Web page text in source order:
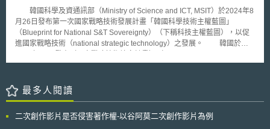
者採取的措施提出異議。 但仍有論者對此提出不同看法，諸如若使用
者利用虛擬私人網路(VPN)或非BitTorrent之檔案共享形式，分享檔案，即可
迴避Six Strikes系統，或有論者認為侵權與否應由法院判斷，而非由網路服
提供者逕行判斷等質疑，此一系統後續發展有待進一步關注。
而更為可能的，是面對同年11月底甫通過眾議院投票之創新法案帶來的壓
力，所釋出之善意表示退讓。 前述公開清單目前在IV官網上公開提供下
載與搜尋，對於企業或事務所，將來受到不知名公司控告專利侵權時，可以
檢視這份清單，瞭解該案是否為IV所主導，但實際在訴訟策略上該如何運用
學界與實務界尚未有明確的作法，值得繼續觀察。
韓國科學及資通訊部（Ministry of Science and ICT, MSIT）於2024年8
月26日發布第一次國家戰略技術發展計畫「韓國科學技術主權藍圖」
（Blueprint for National S&T Sovereignty）（下稱科技主權藍圖），以促
進國家戰略技術（national strategic technology）之發展。 韓國於
Technology Nurture Plan），選定12個國家戰略技術。本次發布之科技主
如下： 1. 支持國家戰略技術商業化：MSIT將在5年內投資30兆韓元（約
7200億台幣）於國家戰略技術之研發，並推出「顛覆性差距特殊上市程
資、租稅優惠等支援，加速其商業化。 2. 增強韌性：韓國將加強與戰略夥
最多人閱讀
二次創作影片是否侵害著作權-以谷阿莫二次創作影片為例